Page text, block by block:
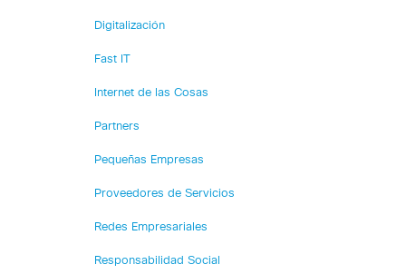
Digitalización
Fast IT
Internet de las Cosas
Partners
Pequeñas Empresas
Proveedores de Servicios
Redes Empresariales
Responsabilidad Social